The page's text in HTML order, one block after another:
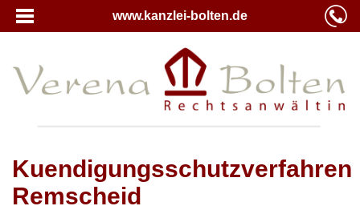
www.kanzlei-bolten.de
Kuendigungsschutzverfahren
Remscheid